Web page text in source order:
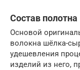
Состав полотна
Основой
волокна шёлка-
удешевления
изделий из него,